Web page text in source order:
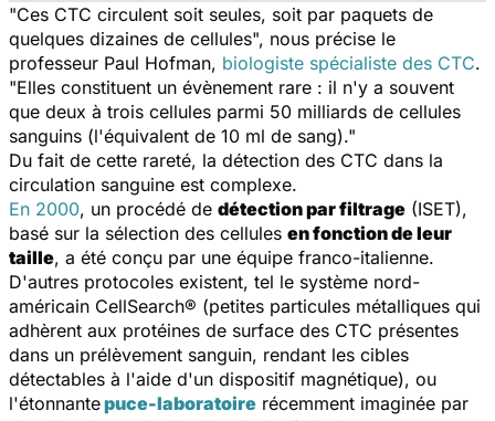
"Ces CTC circulent soit seules, soit par paquets de
quelques dizaines de cellules", nous précise le
professeur Paul Hofman, biologiste spécialiste des CTC.
"Elles constituent un évènement rare : il n'y a souvent
que deux à trois cellules parmi 50 milliards de cellules
sanguins (l'équivalent de 10 ml de sang)."
Du fait de cette rareté, la détection des CTC dans la
circulation sanguine est complexe.
En 2000, un procédé de détection par filtrage (ISET),
basé sur la sélection des cellules en fonction de leur
taille, a été conçu par une équipe franco-italienne.
D'autres protocoles existent, tel le système nord-
américain CellSearch® (petites particules métalliques qui
adhèrent aux protéines de surface des CTC présentes
dans un prélèvement sanguin, rendant les cibles
détectables à l'aide d'un dispositif magnétique), ou
l'étonnantepuce-laboratoire récemment imaginée par